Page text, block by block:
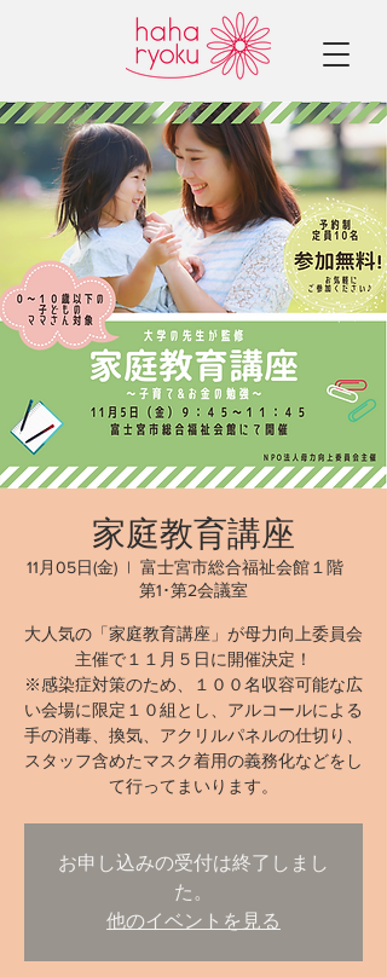
家庭教育講座
11月05日(金)
  |
富士宮市総合福祉会館１階
第1･第2会議室
大人気の「家庭教育講座」が母力向上委員会
主催で１１月５日に開催決定！
※感染症対策のため、１００名収容可能な広
い会場に限定１０組とし、アルコールによる
手の消毒、換気、アクリルパネルの仕切り、
スタッフ含めたマスク着用の義務化などをし
て行ってまいります。
お申し込みの受付は終了しまし
た。
他のイベントを見る